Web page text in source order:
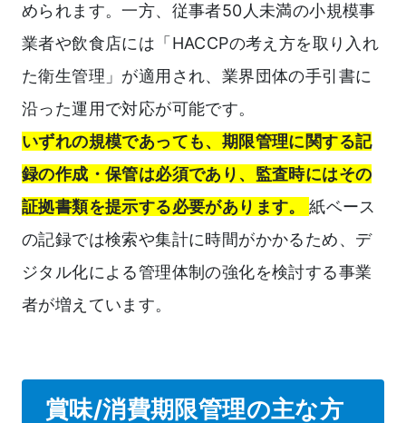
められます。一方、従事者50人未満の小規模事
業者や飲食店には「HACCPの考え方を取り入れ
た衛生管理」が適用され、業界団体の手引書に
沿った運用で対応が可能です。
いずれの規模であっても、期限管理に関する記
録の作成・保管は必須であり、監査時にはその
証拠書類を提示する必要があります。紙ベース
の記録では検索や集計に時間がかかるため、デ
ジタル化による管理体制の強化を検討する事業
者が増えています。
賞味/消費期限管理の主な方